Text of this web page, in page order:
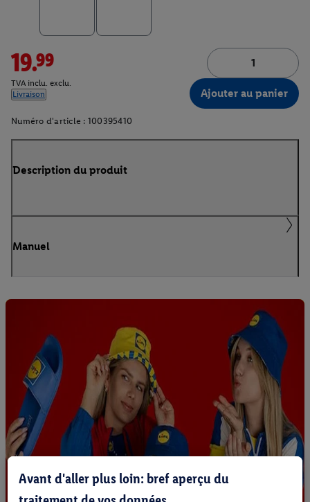
19.99
TVA inclu. exclu.
Livraison
Ajouter au panier
Numéro d'article : 100395410
Description du produit
Manuel
Avant d'aller plus loin: bref aperçu du